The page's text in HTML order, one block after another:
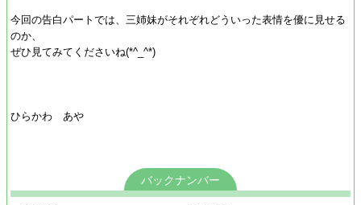
今回の告白パートでは、三姉妹がそれぞれどういった表情を優に見せる
のか、
ぜひ見てみてくださいね(*^_^*)
ひらかわ あや
バックナンバー